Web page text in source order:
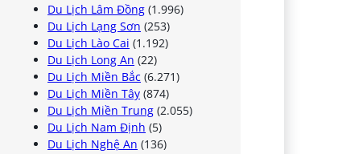
Du Lịch Lâm Đồng (1.996)
Du Lịch Lạng Sơn (253)
Du Lịch Lào Cai (1.192)
Du Lịch Long An (22)
Du Lịch Miền Bắc (6.271)
Du Lịch Miền Tây (874)
Du Lịch Miền Trung (2.055)
Du Lịch Nam Định (5)
Du Lịch Nghệ An (136)